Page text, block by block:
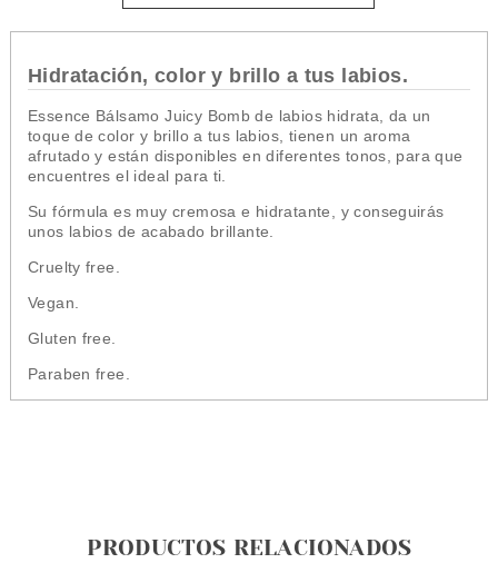
Hidratación, color y brillo a tus labios.
Essence Bálsamo Juicy Bomb de labios hidrata, da un
toque de color y brillo a tus labios, tienen un aroma
afrutado y están disponibles en diferentes tonos, para que
encuentres el ideal para ti.
Su fórmula es muy cremosa e hidratante, y conseguirás
unos labios de acabado brillante.
Cruelty free.
Vegan.
Gluten free.
Paraben free.
PRODUCTOS RELACIONADOS